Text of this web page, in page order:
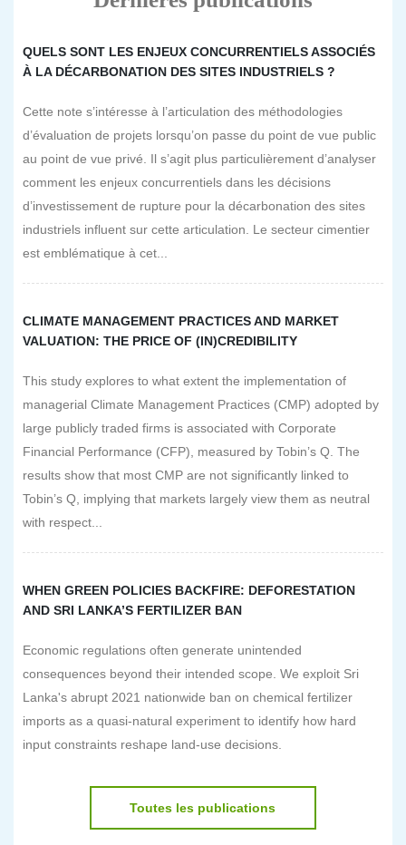
QUELS SONT LES ENJEUX CONCURRENTIELS ASSOCIÉS
À LA DÉCARBONATION DES SITES INDUSTRIELS ?
Cette note s’intéresse à l’articulation des méthodologies
d’évaluation de projets lorsqu’on passe du point de vue public
au point de vue privé. Il s’agit plus particulièrement d’analyser
comment les enjeux concurrentiels dans les décisions
d’investissement de rupture pour la décarbonation des sites
industriels influent sur cette articulation. Le secteur cimentier
est emblématique à cet...
CLIMATE MANAGEMENT PRACTICES AND MARKET
VALUATION: THE PRICE OF (IN)CREDIBILITY
This study explores to what extent the implementation of
managerial Climate Management Practices (CMP) adopted by
large publicly traded firms is associated with Corporate
Financial Performance (CFP), measured by Tobin’s Q. The
results show that most CMP are not significantly linked to
Tobin’s Q, implying that markets largely view them as neutral
with respect...
WHEN GREEN POLICIES BACKFIRE: DEFORESTATION
AND SRI LANKA’S FERTILIZER BAN
Economic regulations often generate unintended
consequences beyond their intended scope. We exploit Sri
Lanka's abrupt 2021 nationwide ban on chemical fertilizer
imports as a quasi-natural experiment to identify how hard
input constraints reshape land-use decisions.
Toutes les publications